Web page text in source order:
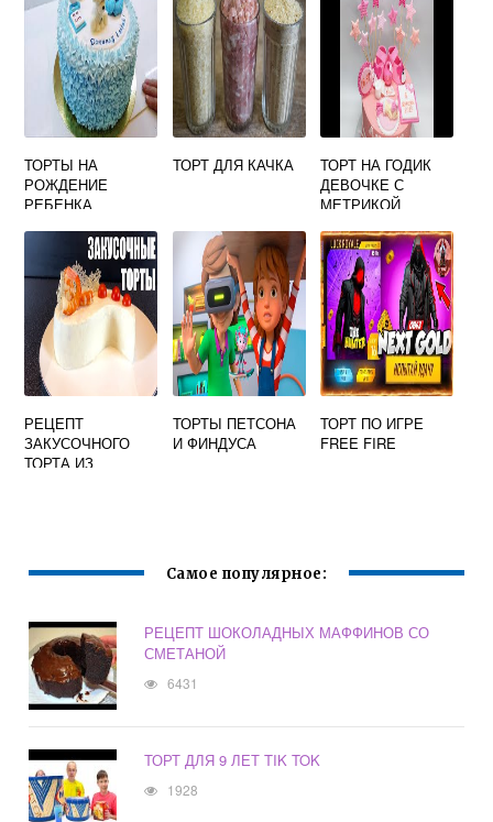
ТОРТЫ НА
РОЖДЕНИЕ
РЕБЕНКА
ТОРТ ДЛЯ КАЧКА
ТОРТ НА ГОДИК
ДЕВОЧКЕ С
МЕТРИКОЙ
РЕЦЕПТ
ЗАКУСОЧНОГО
ТОРТА ИЗ
ТОРТЫ ПЕТСОНА
И ФИНДУСА
ТОРТ ПО ИГРЕ
FREE FIRE
Самое популярное:
РЕЦЕПТ ШОКОЛАДНЫХ МАФФИНОВ СО
СМЕТАНОЙ
6431
ТОРТ ДЛЯ 9 ЛЕТ TIK TOK
1928